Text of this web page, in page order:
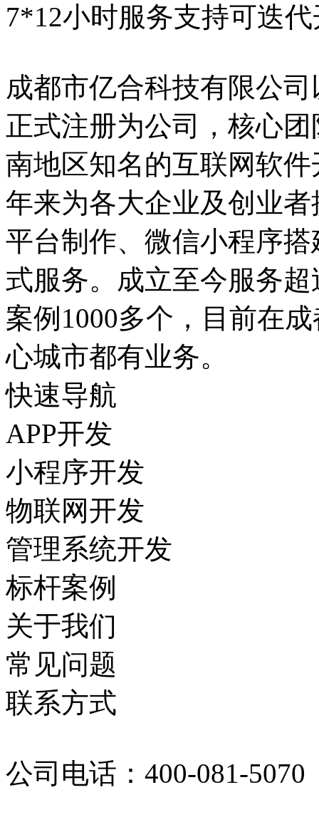
7*12小时服务支持可迭
成都市亿合科技有限公
正式注册为公司，核心
南地区知名的互联网软
年来为各大企业及创业
平台制作、微信小程序
式服务。成立至今服务
案例1000多个，目前在
心城市都有业务。
快速导航
APP开发
小程序开发
物联网开发
管理系统开发
标杆案例
关于我们
常见问题
联系方式
公司电话：400-081-5070